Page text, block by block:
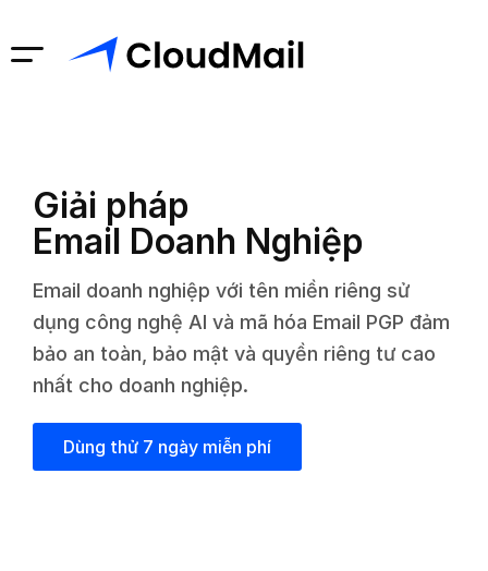
Giải pháp
Email Doanh Nghiệp
Email doanh nghiệp với tên miền riêng sử
dụng công nghệ AI và mã hóa Email PGP đảm
bảo an toàn, bảo mật và quyền riêng tư cao
nhất cho doanh nghiệp.
Dùng thử 7 ngày miễn phí